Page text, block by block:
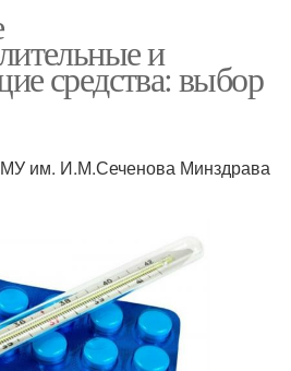
и
средства: выбор
им. И.М.Сеченова Минздрава